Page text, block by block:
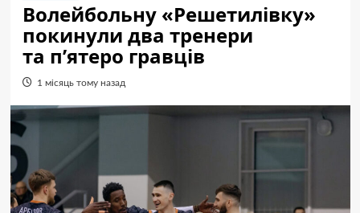
Волейбольну «Решетилівку»
покинули два тренери
та п’ятеро гравців
1 місяць тому назад